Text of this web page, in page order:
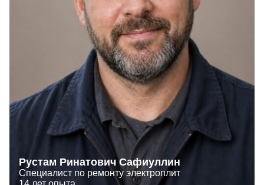
Рустам Ринатович Сафиуллин
Специалист по ремонту электроплит